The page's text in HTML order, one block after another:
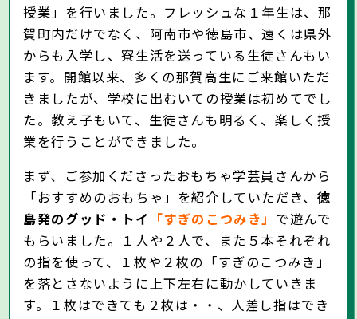
授業」を行いました。フレッシュな１年生は、那
賀町内だけでなく、阿南市や徳島市、遠くは県外
からも入学し、寮生活を送っている生徒さんもい
ます。開館以来、多くの那賀高生にご来館いただ
きましたが、学校に出むいての授業は初めてでし
た。教え子もいて、生徒さんも明るく、楽しく授
業を行うことができました。
まず、ご参加くださったおもちゃ学芸員さんから
「おすすめのおもちゃ」を紹介していただき、 徳
島発のグッド・トイ
「すぎのこつみき」 で遊んで
もらいました。１人や２人で、また５本それぞれ
の指を使って、１枚や２枚の「すぎのこつみき」
を落とさないように上下左右に動かしていきま
す。１枚はできても２枚は・・、人差し指はでき